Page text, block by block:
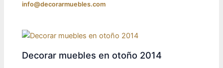
info@decorarmuebles.com
Decorar muebles en otoño 2014